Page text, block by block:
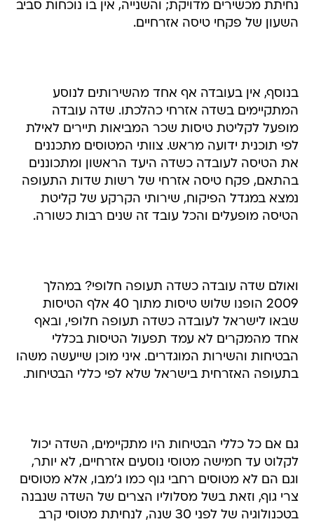
נחיתת מכשירים מדויקת; והשנייה, אין בו נוכחות סביב
השעון של פקחי טיסה אזרחיים.
בנוסף, אין בעובדה אף אחד מהשירותים לנוסע
המתקיימים בשדה אזרחי כהלכתו. שדה עובדה
מופעל לקליטת טיסות שכר המביאות תיירים לאילת
לפי תוכנית ידועה מראש. צוותי המטוסים מתכננים
את הטיסה לעובדה כשדה היעד הראשון ומתכוננים
בהתאם, פקח טיסה אזרחי של רשות שדות התעופה
נמצא במגדל הפיקוח, שירותי הקרקע של קליטת
הטיסה מופעלים והכל עובד זה שנים רבות כשורה.
ואולם שדה עובדה כשדה תעופה חלופי? במהלך
2009 הופנו שלוש טיסות מתוך 40 אלף הטיסות
שבאו לישראל לעובדה כשדה תעופה חלופי, ובאף
אחד מהמקרים לא עמד תפעול הטיסות בכללי
הבטיחות והשירות המוגדרים. איני מוכן שייעשה משהו
בתעופה האזרחית בישראל שלא לפי כללי הבטיחות.
גם אם כל כללי הבטיחות היו מתקיימים, השדה יכול
לקלוט עד חמישה מטוסי נוסעים אזרחיים, לא יותר,
וגם הם לא מטוסים רחבי גוף כמו ג'מבו, אלא מטוסים
צרי גוף, וזאת בשל מסלוליו הצרים של השדה שנבנה
בטכנולוגיה של לפני 30 שנה, לנחיתת מטוסי קרב